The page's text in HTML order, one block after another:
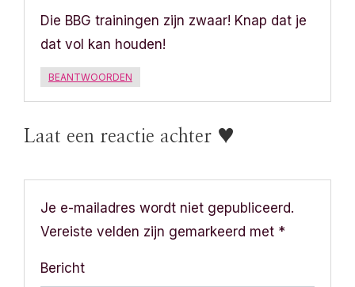
v
i
Die BBG trainingen zijn zwaar! Knap dat je
dat vol kan houden!
BEANTWOORDEN
Laat een reactie achter ♥
Je e-mailadres wordt niet gepubliceerd.
Vereiste velden zijn gemarkeerd met *
Bericht